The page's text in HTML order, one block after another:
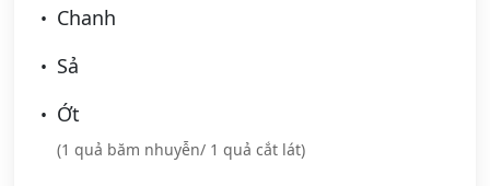
Chanh
Sả
Ớt
(1 quả băm nhuyễn/ 1 quả cắt lát)